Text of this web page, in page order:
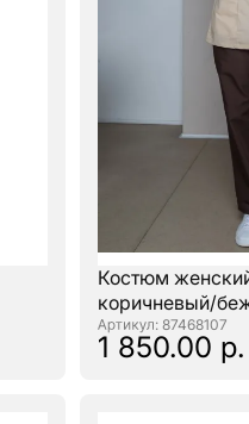
Костюм
коричневый/
: 87468107
1 850.00 р.